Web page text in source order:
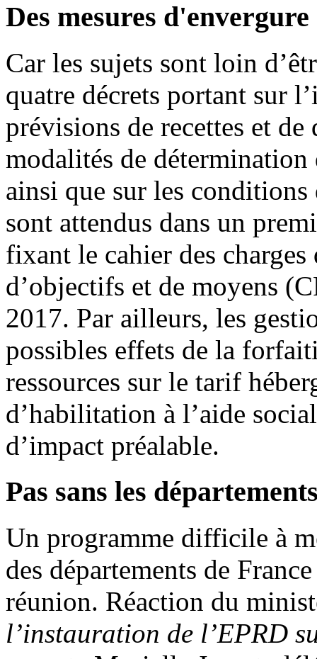
Des mesures d'envergure
Car les sujets sont loin
quatre décrets portant sur
prévisions de recettes et de
modalités de détermination
ainsi que sur les
sont attendus dans un
fixant le cahier des
d’objectifs et de moyens
2017. Par ailleurs, les
possibles effets de la
ressources sur le tarif
d’habilitation à l’aide
d’impact préalable.
Pas sans les
Un programme difficile à
des départements de
réunion. Réaction du
l’instauration de l’EPRD